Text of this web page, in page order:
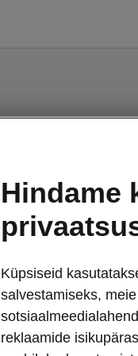
Turg
Hindame
Küpsiseid
salvestamiseks,
reklaamide